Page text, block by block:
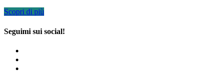
Scopri di più
Seguimi sui social!